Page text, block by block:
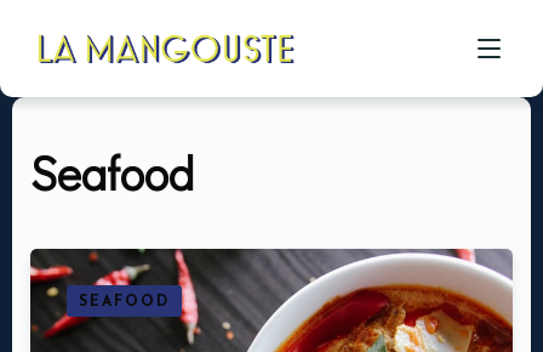
ACCUEIL
CÔTÉ PIZZA
Seafood
SEAFOOD